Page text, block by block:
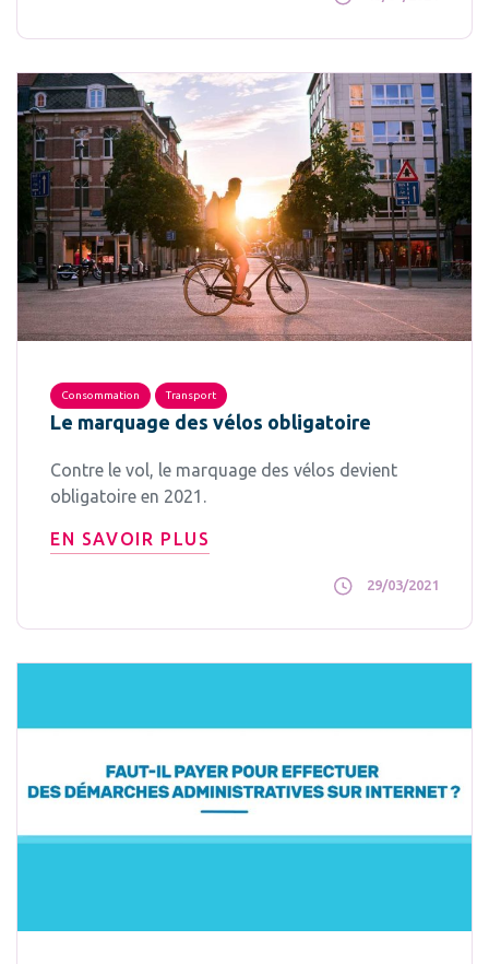
Consommation Transport
Le marquage des vélos obligatoire
Contre le vol, le marquage des vélos devient
obligatoire en 2021.
EN SAVOIR PLUS
29/03/2021